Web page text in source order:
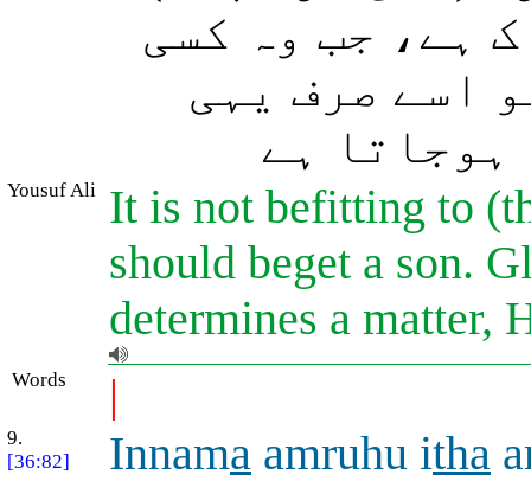
ہے، جب وہ کسی
اسے صرف یہی
ہوجاتا ہے
Yousuf Ali
It is not befitting to
should beget a son.
determines a matter,
Words |
9.
[36:82]
Innama amruhu itha